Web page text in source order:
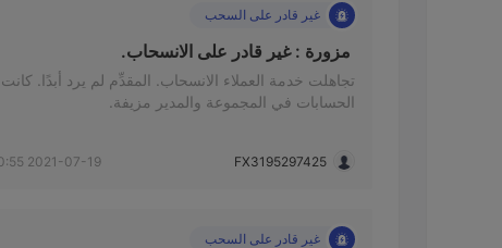
غير قادر على السحب
مزورة : غير قادر على الانسحاب.
تجاهلت خدمة العملاء الانسحاب. المقدِّم لم يرد أبدًا. كانت
الحسابات في المجموعة والمدير مزيفة.
FX3195297425
2021-07-19 10:55
غير قادر على السحب